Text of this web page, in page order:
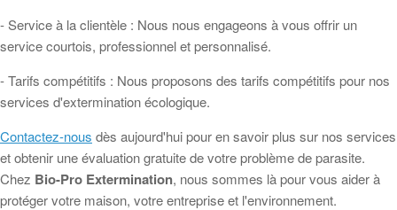
- Service à la clientèle : Nous nous engageons à vous offrir un
service courtois, professionnel et personnalisé.
- Tarifs compétitifs : Nous proposons des tarifs compétitifs pour nos
services d'extermination écologique.
Contactez-nous dès aujourd'hui pour en savoir plus sur nos services
et obtenir une évaluation gratuite de votre problème de parasite.
Chez Bio-Pro Extermination, nous sommes là pour vous aider à
protéger votre maison, votre entreprise et l'environnement.